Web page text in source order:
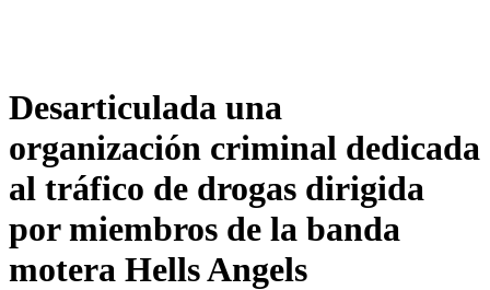
Desarticulada una
organización criminal dedicada
al tráfico de drogas dirigida
por miembros de la banda
motera Hells Angels